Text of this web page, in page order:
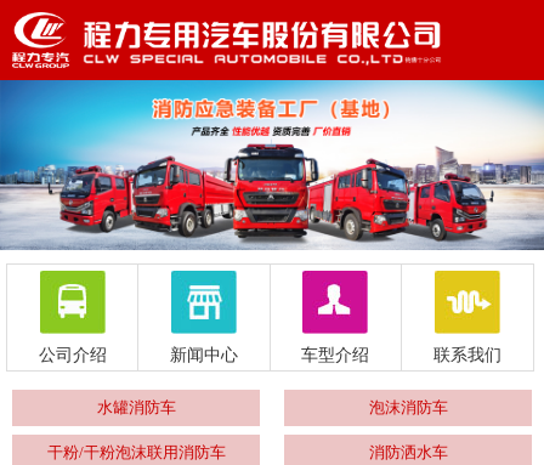
公司介绍 新闻中心 车型介绍 联系我们
水罐消防车 泡沫消防车
干粉/干粉泡沫联用消防车 消防洒水车